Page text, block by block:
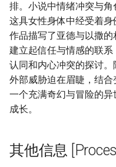
排。小说中情绪冲突与
这具女性身体中经受着身
作品描写了亚德与以撒
建立起信任与情感的联
认同和内心冲突的探讨
外部威胁迫在眉睫，结
一个充满奇幻与冒险的
成长。
其他信息